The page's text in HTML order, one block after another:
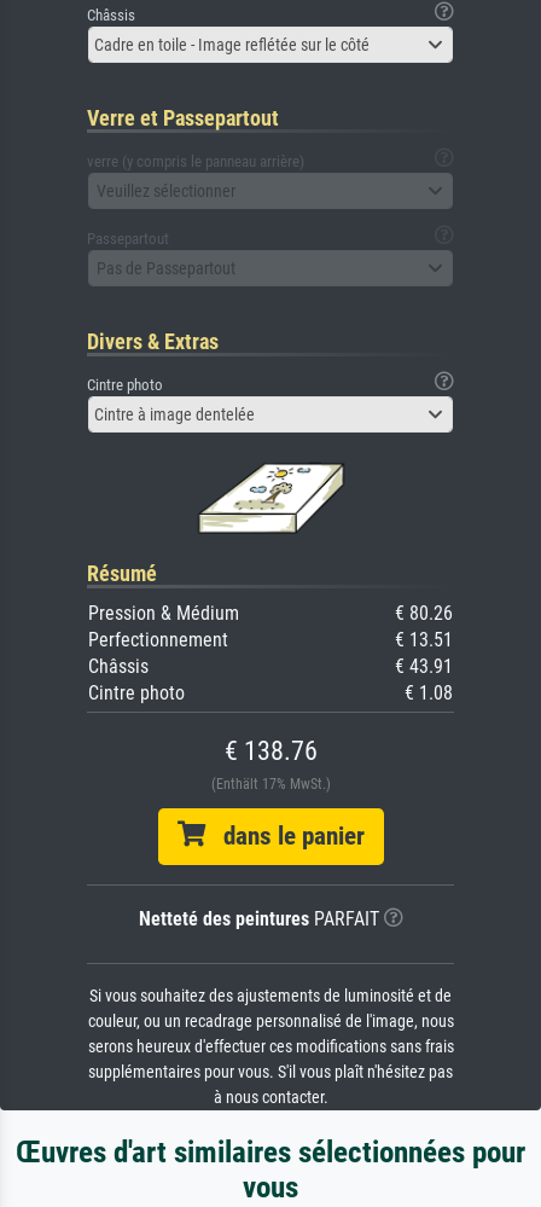
Châssis
Cadre en toile - Image reflétée sur le côté
Verre et Passepartout
verre (y compris le panneau arrière)
Veuillez sélectionner
Passepartout
Pas de Passepartout
Divers & Extras
Cintre photo
Cintre à image dentelée
Résumé
Pression & Médium
€ 80.26
Perfectionnement
€ 13.51
Châssis
€ 43.91
Cintre photo
€ 1.08
€ 138.76
(Enthält 17% MwSt.)
dans le panier
Netteté des peinturesPARFAIT
Si vous souhaitez des ajustements de luminosité et de
couleur, ou un recadrage personnalisé de l'image, nous
serons heureux d'effectuer ces modifications sans frais
supplémentaires pour vous. S'il vous plaît n'hésitez pas
à nous contacter.
Œuvres d'art similaires sélectionnées pour
vous